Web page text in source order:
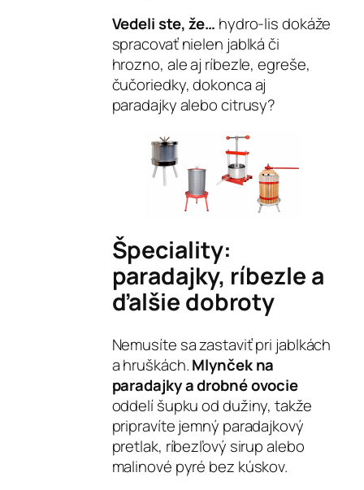
Vedeli ste, že… hydro-lis dokáže
spracovať nielen jablká či
hrozno, ale aj ríbezle, egreše,
čučoriedky, dokonca aj
paradajky alebo citrusy?
Špeciality:
paradajky, ríbezle a
ďalšie dobroty
Nemusíte sa zastaviť pri jablkách
a hruškách.Mlynček na
paradajky a drobné ovocie
oddelí šupku od dužiny, takže
pripravíte jemný paradajkový
pretlak, ríbezľový sirup alebo
malinové pyré bez kúskov.